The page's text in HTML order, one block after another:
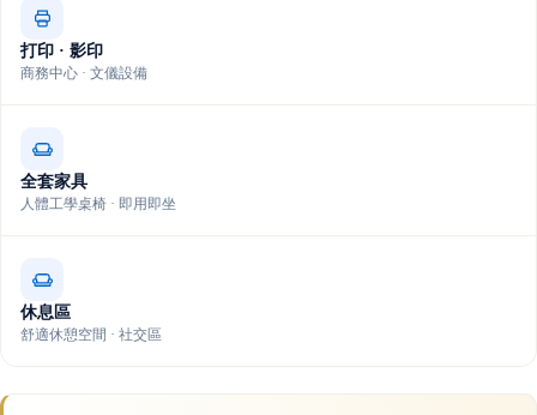
打印 · 影印
商務中心 · 文儀設備
全套家具
人體工學桌椅 · 即用即坐
休息區
舒適休憩空間 · 社交區